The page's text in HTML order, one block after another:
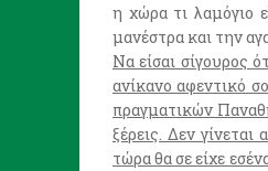
η χώρα τι λαμόγιο
μανέστρα και την
Να είσαι σίγουρος
ανίκανο
πραγματικών
ξέρεις. Δεν
τώρα θα σε είχε